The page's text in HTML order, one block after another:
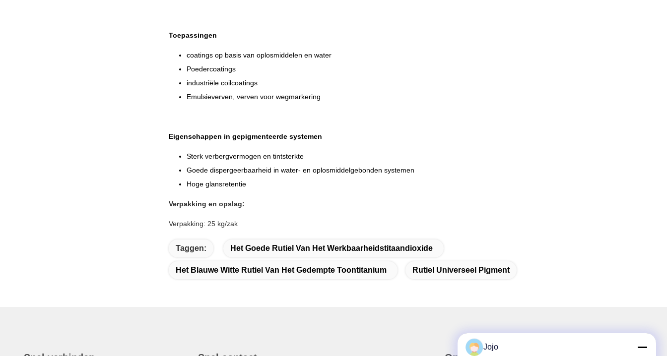
Toepassingen
coatings op basis van oplosmiddelen en water
Poedercoatings
industriële coilcoatings
Emulsieverven, verven voor wegmarkering
Eigenschappen in gepigmenteerde systemen
Sterk verbergvermogen en tintsterkte
Goede dispergeerbaarheid in water- en oplosmiddelgebonden systemen
Hoge glansretentie
Verpakking en opslag:
Verpakking: 25 kg/zak
Taggen: Het Goede Rutiel Van Het Werkbaarheidstitaandioxide
Het Blauwe Witte Rutiel Van Het Gedempte Toontitanium Rutiel Universeel Pigment
Jojo